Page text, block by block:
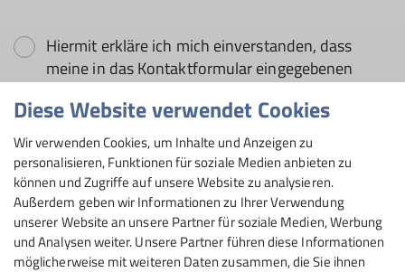
Hiermit erkläre ich mich einverstanden, dass
meine in das Kontaktformular eingegebenen
Kontaktaufnahme verarbeitet und genutzt
werden. Mir ist bekannt, dass ich meine
Einwilligung jederzeit wiederrufen kann. *
Mit (*) markierte Felder
sind Pflichtfelder
Absenden
Diese Website verwendet Cookies
Wir verwenden Cookies, um Inhalte und Anzeigen zu
personalisieren, Funktionen für soziale Medien anbieten zu
können und Zugriffe auf unsere Website zu analysieren.
Außerdem geben wir Informationen zu Ihrer Verwendung
unserer Website an unsere Partner für soziale Medien, Werbung
und Analysen weiter. Unsere Partner führen diese Informationen
möglicherweise mit weiteren Daten zusammen, die Sie ihnen